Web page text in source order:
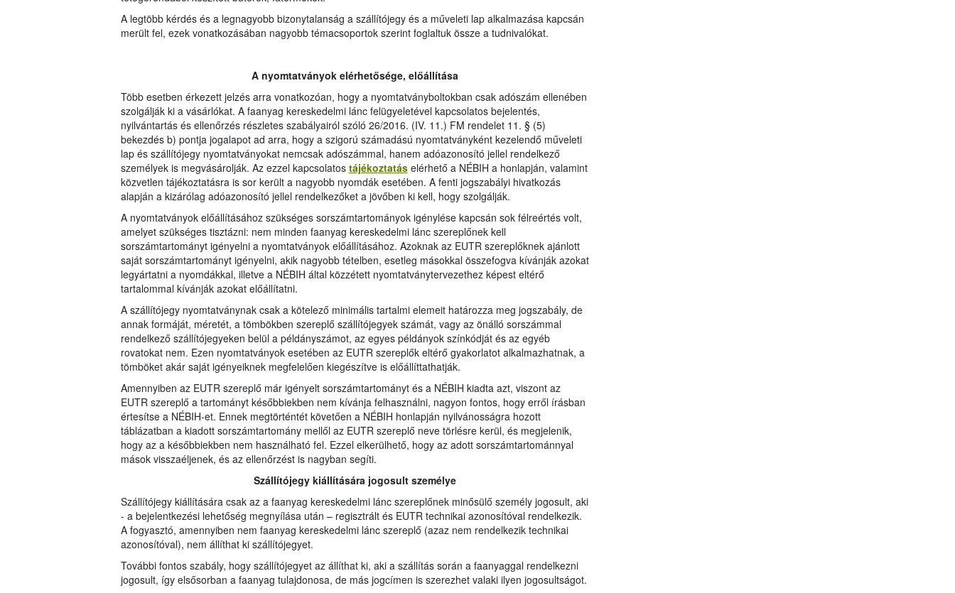
A legtöbb kérdés és a legnagyobb bizonytalanság a szállítójegy és a műveleti lap alkalmazása kapcsán
merült fel, ezek vonatkozásában nagyobb témacsoportok szerint foglaltuk össze a tudnivalókat.
A nyomtatványok elérhetősége, előállítása
Több esetben érkezett jelzés arra vonatkozóan, hogy a nyomtatványboltokban csak adószám ellenében
szolgálják ki a vásárlókat. A faanyag kereskedelmi lánc felügyeletével kapcsolatos bejelentés,
nyilvántartás és ellenőrzés részletes szabályairól szóló 26/2016. (IV. 11.) FM rendelet 11. § (5)
bekezdés b) pontja jogalapot ad arra, hogy a szigorú számadású nyomtatványként kezelendő műveleti
lap és szállítójegy nyomtatványokat nemcsak adószámmal, hanem adóazonosító jellel rendelkező
személyek is megvásárolják. Az ezzel kapcsolatos tájékoztatáselérhető a NÉBIH a honlapján, valamint
közvetlen tájékoztatásra is sor került a nagyobb nyomdák esetében. A fenti jogszabályi hivatkozás
alapján a kizárólag adóazonosító jellel rendelkezőket a jövőben ki kell, hogy szolgálják.
A nyomtatványok előállításához szükséges sorszámtartományok igénylése kapcsán sok félreértés volt,
amelyet szükséges tisztázni: nem minden faanyag kereskedelmi lánc szereplőnek kell
sorszámtartományt igényelni a nyomtatványok előállításához. Azoknak az EUTR szereplőknek ajánlott
saját sorszámtartományt igényelni, akik nagyobb tételben, esetleg másokkal összefogva kívánják azokat
legyártatni a nyomdákkal, illetve a NÉBIH által közzétett nyomtatványtervezethez képest eltérő
tartalommal kívánják azokat előállítatni.
A szállítójegy nyomtatványnak csak a kötelező minimális tartalmi elemeit határozza meg jogszabály, de
annak formáját, méretét, a tömbökben szereplő szállítójegyek számát, vagy az önálló sorszámmal
rendelkező szállítójegyeken belül a példányszámot, az egyes példányok színkódját és az egyéb
rovatokat nem. Ezen nyomtatványok esetében az EUTR szereplők eltérő gyakorlatot alkalmazhatnak, a
tömböket akár saját igényeiknek megfelelően kiegészítve is előállíttathatják.
Amennyiben az EUTR szereplő már igényelt sorszámtartományt és a NÉBIH kiadta azt, viszont az
EUTR szereplő a tartományt későbbiekben nem kívánja felhasználni, nagyon fontos, hogy erről írásban
értesítse a NÉBIH-et. Ennek megtörténtét követően a NÉBIH honlapján nyilvánosságra hozott
táblázatban a kiadott sorszámtartomány mellől az EUTR szereplő neve törlésre kerül, és megjelenik,
hogy az a későbbiekben nem használható fel. Ezzel elkerülhető, hogy az adott sorszámtartománnyal
mások visszaéljenek, és az ellenőrzést is nagyban segíti.
Szállítójegy kiállítására jogosult személye
Szállítójegy kiállítására csak az a faanyag kereskedelmi lánc szereplőnek minősülő személy jogosult, aki
- a bejelentkezési lehetőség megnyílása után – regisztrált és EUTR technikai azonosítóval rendelkezik.
A fogyasztó, amennyiben nem faanyag kereskedelmi lánc szereplő (azaz nem rendelkezik technikai
azonosítóval), nem állíthat ki szállítójegyet.
További fontos szabály, hogy szállítójegyet az állíthat ki, aki a szállítás során a faanyaggal rendelkezni
jogosult, így elsősorban a faanyag tulajdonosa, de más jogcímen is szerezhet valaki ilyen jogosultságot.